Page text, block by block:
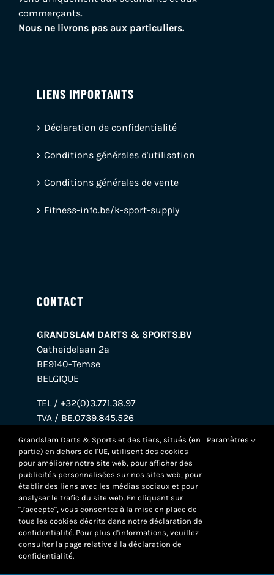
commerçants.
Nous ne livrons pas aux particuliers.
LIENS IMPORTANTS
Déclaration de confidentialité
Conditions générales d'utilisation
Conditions générales de vente
Fitness-info.be/k-sport-supply
CONTACT
GRANDSLAM DARTS & SPORTS.BV
Oatheidelaan 2a
BE9140-Temse
BELGIQUE
TEL / +32(0)3.771.38.97
TVA / BE.0739.845.526
Grandslam Darts & Sports et des tiers, situés (en
partie) en dehors de l'UE, utilisent des cookies
pour améliorer notre site web, pour afficher des
publicités personnalisées sur nos sites web, pour
établir des liens avec les médias sociaux et pour
analyser le trafic du site web. En cliquant sur
"J'accepte", vous consentez à la mise en place de
tous les cookies décrits dans notre déclaration de
confidentialité. Pour plus d'informations, veuillez
consulter la page relative à la déclaration de
confidentialité.
Paramètres